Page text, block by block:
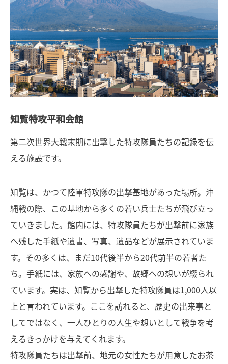
知覧特攻平和会館
第二次世界大戦末期に出撃した特攻隊員たちの記録を伝
える施設です。
知覧は、かつて陸軍特攻隊の出撃基地があった場所。沖
縄戦の際、この基地から多くの若い兵士たちが飛び立っ
ていきました。館内には、特攻隊員たちが出撃前に家族
へ残した手紙や遺書、写真、遺品などが展示されていま
す。その多くは、まだ10代後半から20代前半の若者た
ち。手紙には、家族への感謝や、故郷への想いが綴られ
ています。実は、知覧から出撃した特攻隊員は1,000人以
上と言われています。ここを訪れると、歴史の出来事と
してではなく、一人ひとりの人生や想いとして戦争を考
えるきっかけを与えてくれます。
特攻隊員たちは出撃前、地元の女性たちが用意したお茶